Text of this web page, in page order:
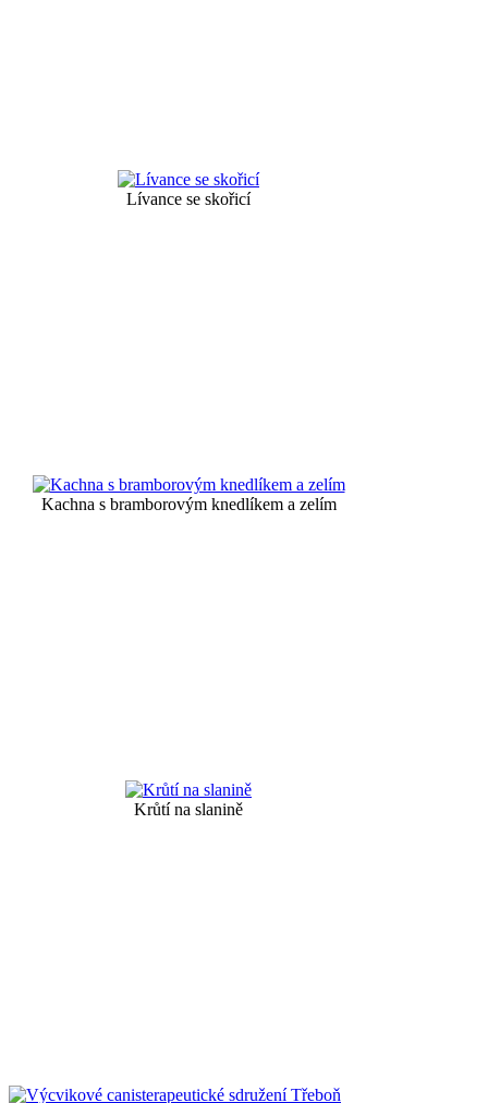
Lívance se skořicí
Kachna s bramborovým knedlíkem a zelím
Krůtí na slanině